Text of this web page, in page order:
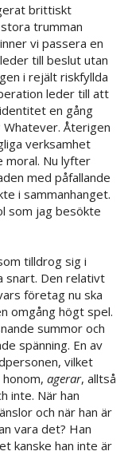
brittiskt
trumman
vi passera en
till beslut utan
i rejält riskfyllda
leder till att
en gång
Återigen
verksamhet
moral. Nu lyfter
med påfallande
i sammanhanget.
som jag besökte
tilldrog sig i
snart. Den relativt
företag nu ska
omgång högt spel.
summor och
spänning. En av
vilket
agerar, alltså
inte. När han
och när han är
vara det? Han
kanske han inte är